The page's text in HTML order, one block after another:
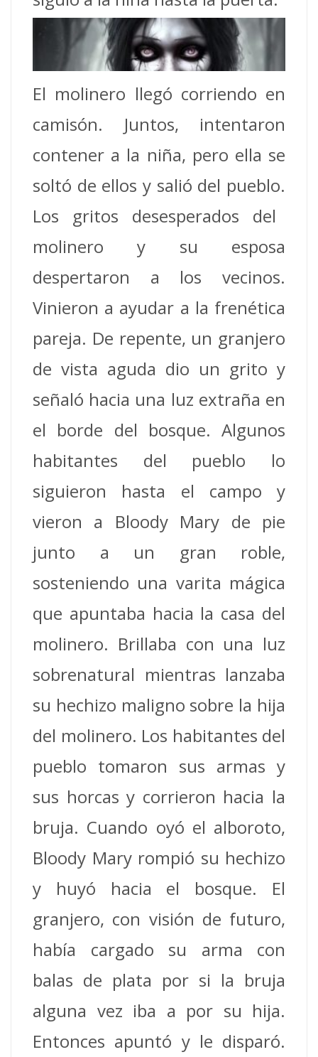
El molinero llegó corriendo en
camisón.
Juntos, intentaron
contener a la niña, pero ella se
soltó de ellos y salió del pueblo.
Los gritos desesperados del
molinero y su esposa
despertaron a los vecinos.
Vinieron a ayudar a la frenética
pareja. De repente, un granjero
de vista aguda dio un grito y
señaló hacia una luz extraña en
el borde del bosque. Algunos
habitantes del pueblo lo
siguieron hasta el campo y
vieron a Bloody Mary de pie
junto a un gran roble,
sosteniendo una varita mágica
que apuntaba hacia la casa del
molinero. Brillaba con una luz
sobrenatural mientras lanzaba
su hechizo maligno sobre la hija
del molinero. Los habitantes del
pueblo tomaron sus armas y
sus horcas y corrieron hacia la
bruja. Cuando oyó el alboroto,
Bloody Mary rompió su hechizo
y huyó hacia el bosque.
El
granjero, con visión de futuro,
había cargado su arma con
balas de plata por si la bruja
alguna vez iba a por su hija.
Entonces apuntó y le disparó.